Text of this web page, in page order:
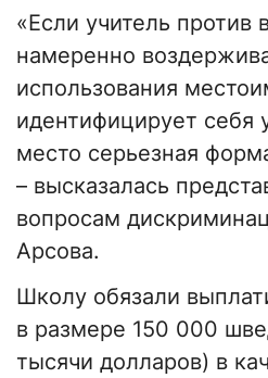
«Если учитель против
намеренно
использования
идентифицирует себя
место серьезная
– высказалась
вопросам
Арсова.
Школу обязали
в размере 150 000
тысячи долларов) в